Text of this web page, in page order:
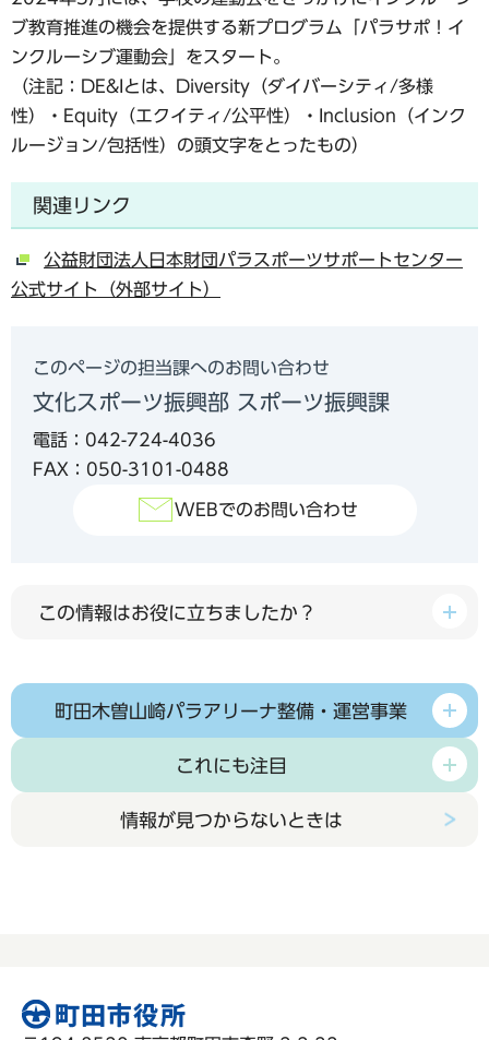
ブ教育推進の機会を提供する新プログラム「パラサポ！イ
ンクルーシブ運動会」をスタート。
（注記：DE&Iとは、Diversity（ダイバーシティ/多様
性）・Equity（エクイティ/公平性）・Inclusion（インク
ルージョン/包括性）の頭文字をとったもの）
関連リンク
公益財団法人日本財団パラスポーツサポートセンター
公式サイト（外部サイト）
このページの担当課へのお問い合わせ
文化スポーツ振興部 スポーツ振興課
電話：042-724-4036
FAX：050-3101-0488
WEBでのお問い合わせ
この情報はお役に立ちましたか？
町田木曽山崎パラアリーナ整備・運営事業
これにも注目
情報が見つからないときは